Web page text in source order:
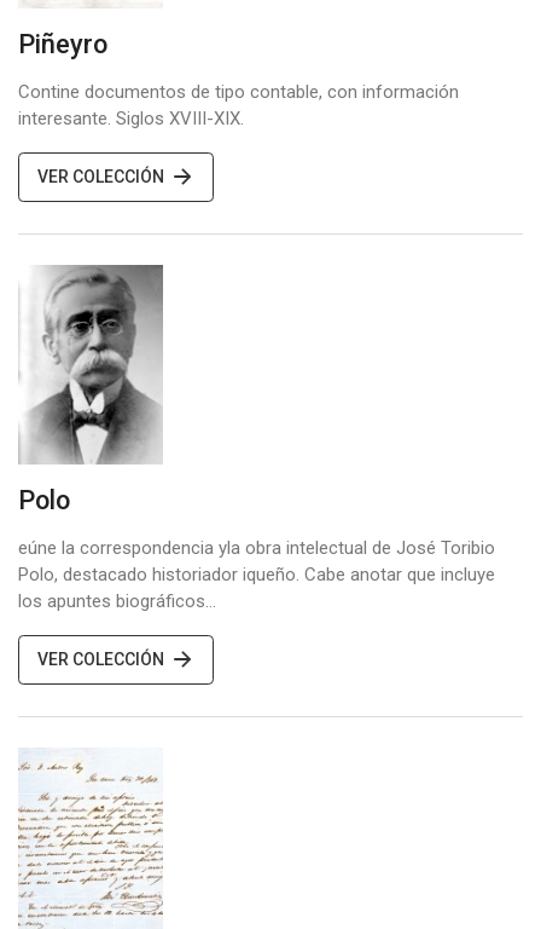
Piñeyro
Contine documentos de tipo contable, con información
interesante. Siglos XVIII-XIX.
VER COLECCIÓN
Polo
eúne la correspondencia yla obra intelectual de José Toribio
Polo, destacado historiador iqueño. Cabe anotar que incluye
los apuntes biográficos…
VER COLECCIÓN